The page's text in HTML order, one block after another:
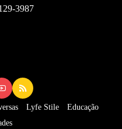
3987
Lyfe Stile
Educação